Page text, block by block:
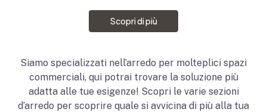
Scopri di più
Siamo specializzati nell’arredo per molteplici spazi
commerciali, qui potrai trovare la soluzione più
adatta alle tue esigenze! Scopri le varie sezioni
d’arredo per scoprire quale si avvicina di più alla tua